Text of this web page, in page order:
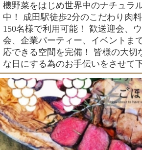
機野菜をはじめ世界中のナチュラ
中！ 成田駅徒歩2分のこだわり肉
150名様で利用可能！ 歓送迎会、
会、企業パーティー、イベントま
応できる空間を完備！ 皆様の大切
な日にする為のお手伝いをさせて